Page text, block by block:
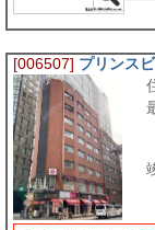
[006507] プリンス